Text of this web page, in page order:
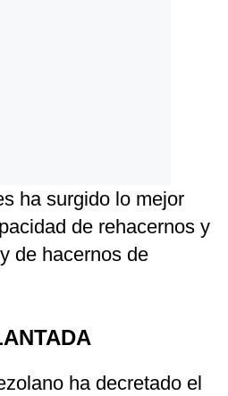
ha surgido lo mejor
de rehacernos y
de hacernos de
ha decretado el